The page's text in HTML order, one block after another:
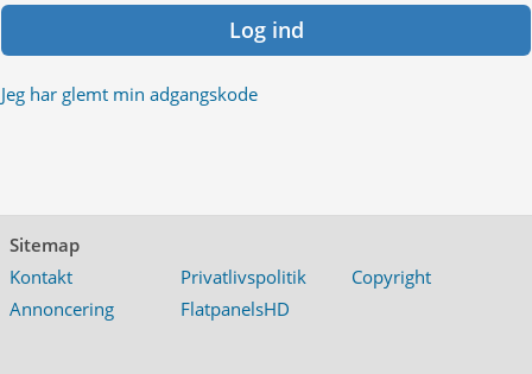
Log ind
Jeg har glemt min adgangskode
Sitemap
Kontakt
Privatlivspolitik
Copyright
Annoncering
FlatpanelsHD